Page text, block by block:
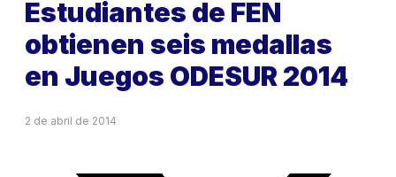
Estudiantes de FEN
obtienen seis medallas
en Juegos ODESUR 2014
2 de abril de 2014